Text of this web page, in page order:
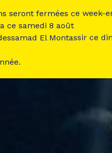
seront fermées ce week-
ce samedi 8 août
El Montassir ce